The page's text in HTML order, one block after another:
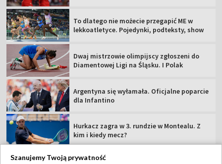
To dlatego nie możecie przegapić ME w
lekkoatletyce. Pojedynki, podteksty, show
Dwaj mistrzowie olimpijscy zgłoszeni do
Diamentowej Ligi na Śląsku. I Polak
Argentyna się wyłamała. Oficjalne poparcie
dla Infantino
Hurkacz zagra w 3. rundzie w Montealu. Z
kim i kiedy mecz?
Szanujemy Twoją prywatność